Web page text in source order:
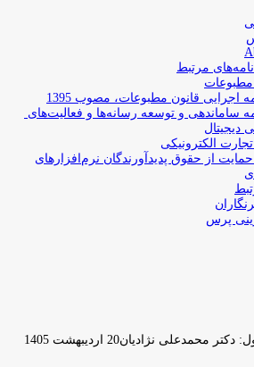
مرتبط
مطبوعات
اجرایی قانون مطبوعات، مصوب 1395
سامان­دهی و توسعه رسانه­‌ها و فعالیت‌­های
دیجیتال
الکترونیکی
حمایت از حقوق پدیدآورندگان نرم‌افزارهای
پرس
دکتر محمدعلی نژادیان
20 اردیبهشت 1405